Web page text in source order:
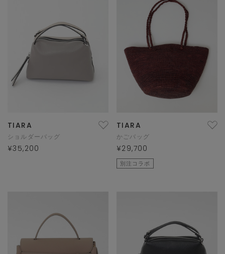
TIARA
ショルダーバッグ
¥35,200
TIARA
かごバッグ
¥29,700
別注コラボ